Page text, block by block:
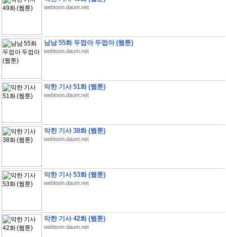
webtoon.daum.net
남남 55화 두껍아 두껍아 (웹툰)
webtoon.daum.net
악한 기사 51화 (웹툰)
webtoon.daum.net
악한 기사 38화 (웹툰)
webtoon.daum.net
악한 기사 53화 (웹툰)
webtoon.daum.net
악한 기사 42화 (웹툰)
webtoon.daum.net